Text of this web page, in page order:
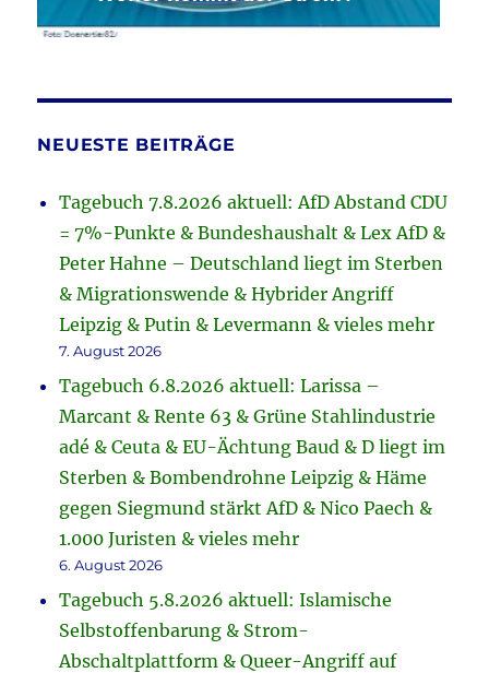
NEUESTE BEITRÄGE
Tagebuch 7.8.2026 aktuell: AfD Abstand CDU
= 7%-Punkte & Bundeshaushalt & Lex AfD &
Peter Hahne – Deutschland liegt im Sterben
& Migrationswende & Hybrider Angriff
Leipzig & Putin & Levermann & vieles mehr
7. August 2026
Tagebuch 6.8.2026 aktuell: Larissa –
Marcant & Rente 63 & Grüne Stahlindustrie
adé & Ceuta & EU-Ächtung Baud & D liegt im
Sterben & Bombendrohne Leipzig & Häme
gegen Siegmund stärkt AfD & Nico Paech &
1.000 Juristen & vieles mehr
6. August 2026
Tagebuch 5.8.2026 aktuell: Islamische
Selbstoffenbarung & Strom-
Abschaltplattform & Queer-Angriff auf